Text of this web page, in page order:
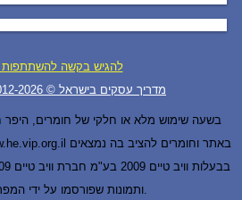
להגיש בקשה להשתתפות
VIP.ORG.IL - מדריך עסקים בישראל © 2012- 2026
בשעה שימוש מלא או חלקי של חומרים, היפר
ותמונות שפורסמו על ידי המפרסמים באתר.